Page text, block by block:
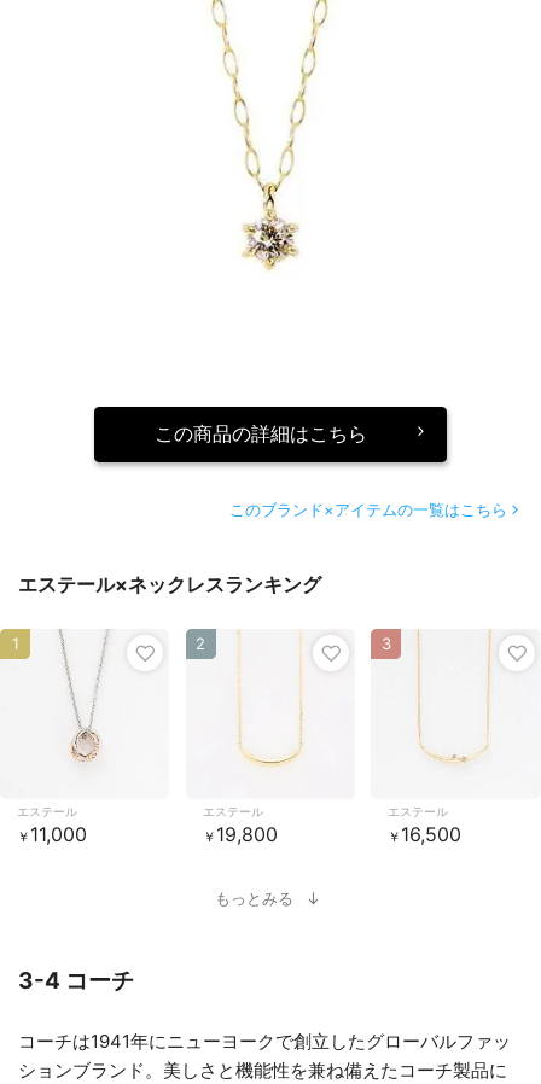
この商品の詳細はこちら
このブランド×アイテムの一覧はこちら
エステール×ネックレスランキング
エステール
￥ 11,000
1
エステール
￥ 19,800
2
エステール
￥ 16,500
3
もっとみる
3-4 コーチ
コーチは1941年にニューヨークで創立したグローバルファッ
ションブランド。美しさと機能性を兼ね備えたコーチ製品に